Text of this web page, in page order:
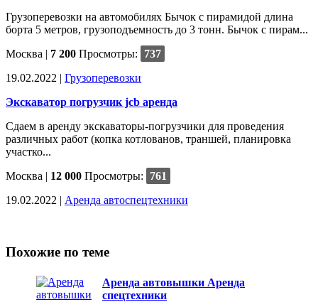
Грузоперевозки на автомобилях Бычок с пирамидой длина
борта 5 метров, грузоподъемность до 3 тонн. Бычок с пирам...
Москва | 7 200 Просмотры:
737
19.02.2022 | Грузоперевозки
Экскаватор погрузчик jcb аренда
Сдаем в аренду экскаваторы-погрузчики для проведения
различных работ (копка котлованов, траншей, планировка
участко...
Москва | 12 000 Просмотры:
761
19.02.2022 | Аренда автоспецтехники
Похожие по теме
Аренда автовышки Аренда
спецтехники